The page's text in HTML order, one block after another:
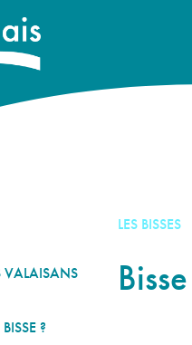
VALAISANS
?
LES BISSES